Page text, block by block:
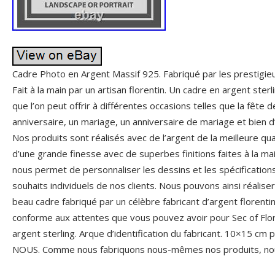
Cadre Photo en Argent Massif 925. Fabriqué par les
Fait à la main par un artisan florentin. Un cadre en argent
que l’on peut offrir à différentes occasions telles que la fête
anniversaire, un mariage, un anniversaire de mariage et bien
Nos produits sont réalisés avec de l’argent de la meilleure
d’une grande finesse avec de superbes finitions faites à la
nous permet de personnaliser les dessins et les
souhaits individuels de nos clients. Nous pouvons ainsi
beau cadre fabriqué par un célèbre fabricant d’argent
conforme aux attentes que vous pouvez avoir pour Sec of
argent sterling. Arque d’identification du fabricant. 10×15 cm
NOUS. Comme nous fabriquons nous-mêmes nos produits,